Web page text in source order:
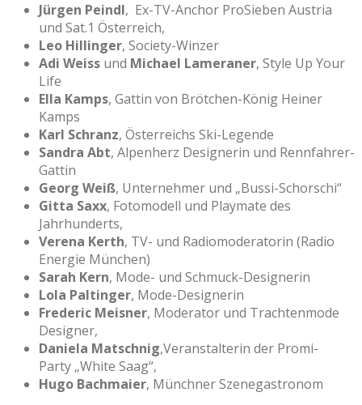
Jürgen Peindl, Ex-TV-Anchor ProSieben Austria
und Sat.1 Österreich,
Leo Hillinger, Society-Winzer
Adi Weiss und Michael Lameraner, Style Up Your
Life
Ella Kamps, Gattin von Brötchen-König Heiner
Kamps
Karl Schranz, Österreichs Ski-Legende
Sandra Abt, Alpenherz Designerin und Rennfahrer-
Gattin
Georg Weiß, Unternehmer und „Bussi-Schorschi“
Gitta Saxx, Fotomodell und Playmate des
Jahrhunderts,
Verena Kerth, TV- und Radiomoderatorin (Radio
Energie München)
Sarah Kern, Mode- und Schmuck-Designerin
Lola Paltinger, Mode-Designerin
Frederic Meisner, Moderator und Trachtenmode
Designer,
Daniela Matschnig,Veranstalterin der Promi-
Party „White Saag“,
Hugo Bachmaier, Münchner Szenegastronom